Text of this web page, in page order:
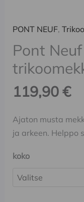
PONT NEUF,
Pont
119,90€
Ajaton musta
ja arkeen. Helppo
koko